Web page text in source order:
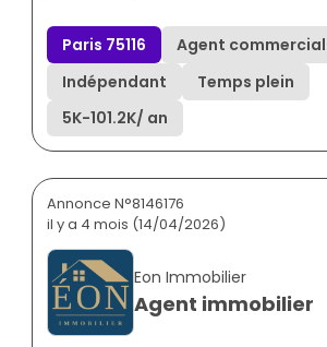
Paris 75116
Agent commercial
Indépendant
Temps plein
5K-101.2K/ an
Annonce N°8146176
il y a 4 mois (14/04/2026)
Eon Immobilier
Agent immobilier